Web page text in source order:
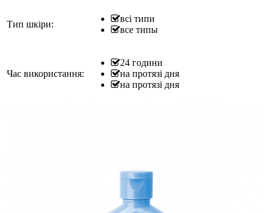
Тип шкіри:
всі типи
все типы
Час використання:
24 години
на протязі дня
на протязі дня